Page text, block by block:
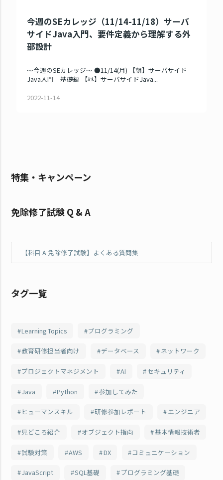
今週のSEカレッジ（11/14-11/18）サーバ
サイドJava入門、要件定義から理解する外
部設計
～今週のSEカレッジ～ ●11/14(月) 【朝】サーバサイド
Java入門 基礎編 【昼】サーバサイドJava...
2022-11-14
特集・キャンペーン
免除修了試験 Q & A
【科目 A 免除修了試験】よくある質問集
タグ一覧
Learning Topics プログラミング
教育研修担当者向け データベース ネットワーク
プロジェクトマネジメント AI セキュリティ
Java Python 参加してみた
ヒューマンスキル 研修参加レポート エンジニア
見どころ紹介 オブジェクト指向 基本情報技術者
試験対策 AWS DX コミュニケーション
JavaScript SQL基礎 プログラミング基礎